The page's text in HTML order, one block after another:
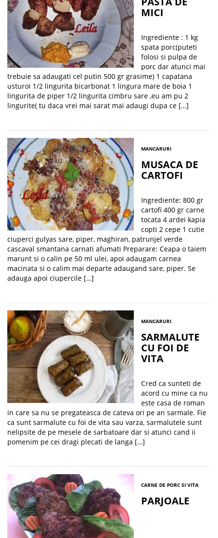
MICI
Ingrediente : 1 kg
spata porc(puteti
folosi si pulpa de
porc dar atunci mai
trebuie sa adaugati cel putin 500 gr grasime) 1 capatana
usturoi 1/2 lingurita bicarbonat 1 lingura mare de boia 1
lingurita de piper 1/2 lingurita cimbru sare ,eu am pu 2
lingurite( tu daca vrei mai sarat mai adaugi dupa ce […]
MANCARURI
MUSACA DE
CARTOFI
Ingrediente: 800 gr
cartofi 400 gr carne
tocata 4 ardei kapia
copti 2 cepe 1 cutie
ciuperci gulyas sare, piper, maghiran, patrunjel verde
cascaval smantana carnati afumati Preparare: Ceapa o taiem
marunt si o calin pe 50 ml ulei, apoi adaugam carnea
macinata si o calim mai departe adaugand sare, piper. Se
adauga apoi ciupercile […]
MANCARURI
SARMALUTE
CU FOI DE
VITA
Cred ca sunteti de
acord cu mine ca nu
este casa de roman
in care sa nu se pregateasca de cateva ori pe an sarmale. Fie
ca sunt sarmalute cu foi de vita sau varza, sarmalutele sunt
nelipsite de pe mesele de sarbatoare dar si atunci cand ii
pomenim pe cei dragi plecati de langa […]
CARNE DE PORC SI VITA
PARJOALE